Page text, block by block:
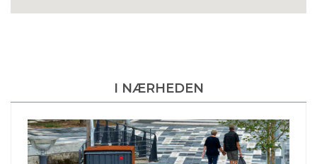
I NÆRHEDEN